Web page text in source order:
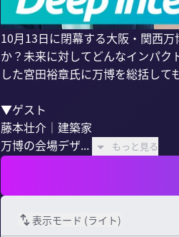
10月13日に閉幕する大阪・関西
か？未来に対してどんなインパク
した宮田裕章氏に万博を総括して
▼ゲスト
藤本壮介｜建築家
万博の会場デザ...
もっと見る
表示モード (ライト)